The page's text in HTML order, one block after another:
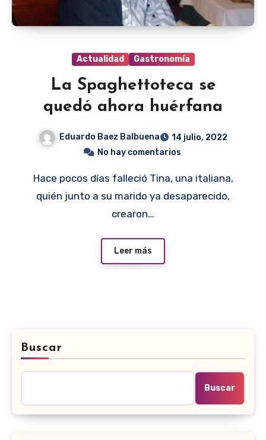
Actualidad Gastronomía
La Spaghettoteca se
quedó ahora huérfana
Eduardo Baez Balbuena
14 julio, 2022
No hay comentarios
Hace pocos días falleció Tina, una italiana,
quién junto a su marido ya desaparecido,
crearon…
Leer más
Buscar
Buscar